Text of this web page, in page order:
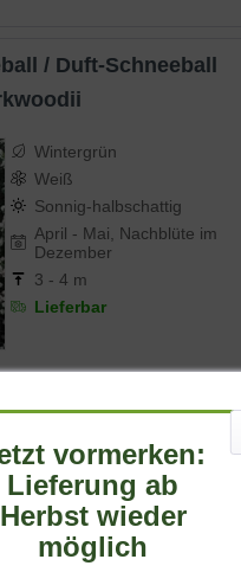
/ Duft-Schneeball
Wintergrün
Weiß
Sonnig-halbschattig
April - Mai, Nachblüte im
Dezember
3 - 4 m
Lieferbar
ab 20,90 € *
Globe'
'Jermyn's Globe'
vormerken:
Lieferung ab
Herbst wieder
möglich